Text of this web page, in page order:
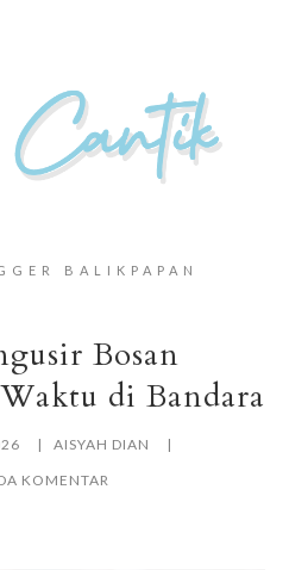
BALIKPAPAN
Bosan
di Bandara
AISYAH DIAN
KOMENTAR